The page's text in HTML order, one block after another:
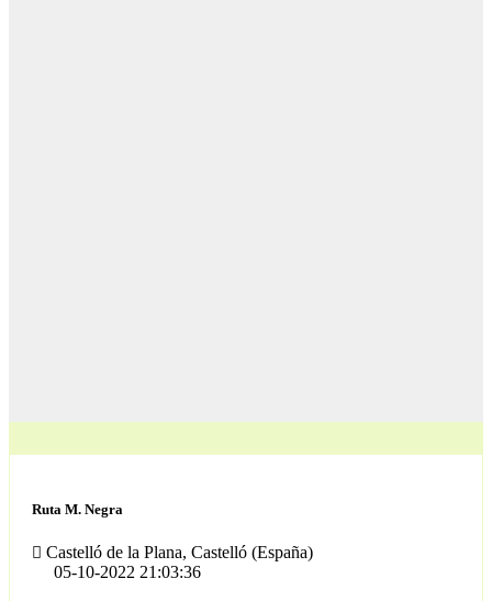
Ruta M. Negra
Castelló de la Plana, Castelló (España)
05-10-2022 21:03:36